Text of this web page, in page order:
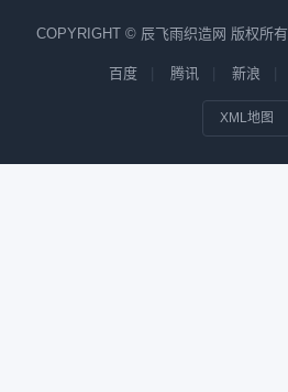
COPYRIGHT © 辰飞雨织造网 版权所有
百度 腾讯 新浪
XML地图